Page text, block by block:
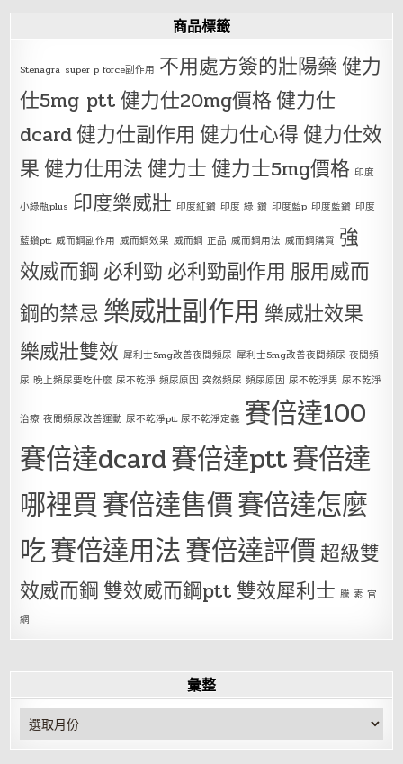
商品標籤
Stenagra super p force副作用 不用處方簽的壯陽藥健力
仕5mg ptt健力仕20mg價格健力仕
dcard健力仕副作用 健力仕心得健力仕效
果健力仕用法健力士健力士5mg價格 印度
小綠瓶plus 印度樂威壯 印度紅鑽 印度 綠 鑽 印度藍p 印度藍鑽 印度
藍鑽ptt 威而鋼副作用 威而鋼效果 威而鋼 正品 威而鋼用法 威而鋼購買 強
效威而鋼 必利勁 必利勁副作用 服用威而
鋼的禁忌 樂威壯副作用 樂威壯效果
樂威壯雙效 犀利士5mg改善夜間頻尿 犀利士5mg改善夜間頻尿 夜間頻
尿 晚上頻尿要吃什麼 尿不乾淨 頻尿原因 突然頻尿 頻尿原因 尿不乾淨男 尿不乾淨
治療 夜間頻尿改善運動 尿不乾淨ptt 尿不乾淨定義 賽倍達100
賽倍達dcard賽倍達ptt賽倍達
哪裡買賽倍達售價賽倍達怎麼
吃賽倍達用法賽倍達評價超級雙
效威而鋼 雙效威而鋼ptt 雙效犀利士 騰 素 官
網
彙整
彙
整